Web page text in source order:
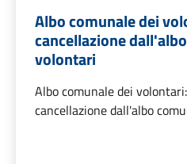
Albo comunale dei
cancellazione
volontari
Albo comunale dei
cancellazione dall'albo